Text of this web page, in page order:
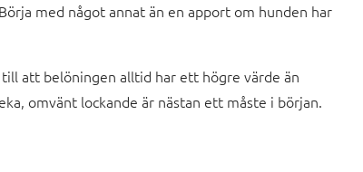
med något annat än en apport om hunden har
att belöningen alltid har ett högre värde än
omvänt lockande är nästan ett måste i början.